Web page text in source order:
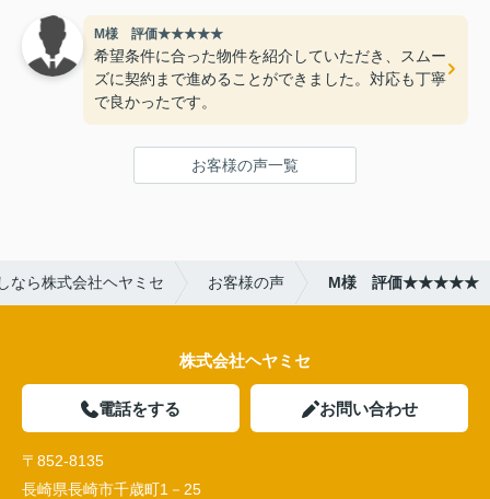
M様 評価★★★★★
希望条件に合った物件を紹介していただき、スムー
ズに契約まで進めることができました。対応も丁寧
で良かったです。
お客様の声一覧
なら株式会社ヘヤミセ お客様の声 M様 評価★★★★★
株式会社ヘヤミセ
電話をする お問い合わせ
〒852-8135
長崎県長崎市千歳町1－25